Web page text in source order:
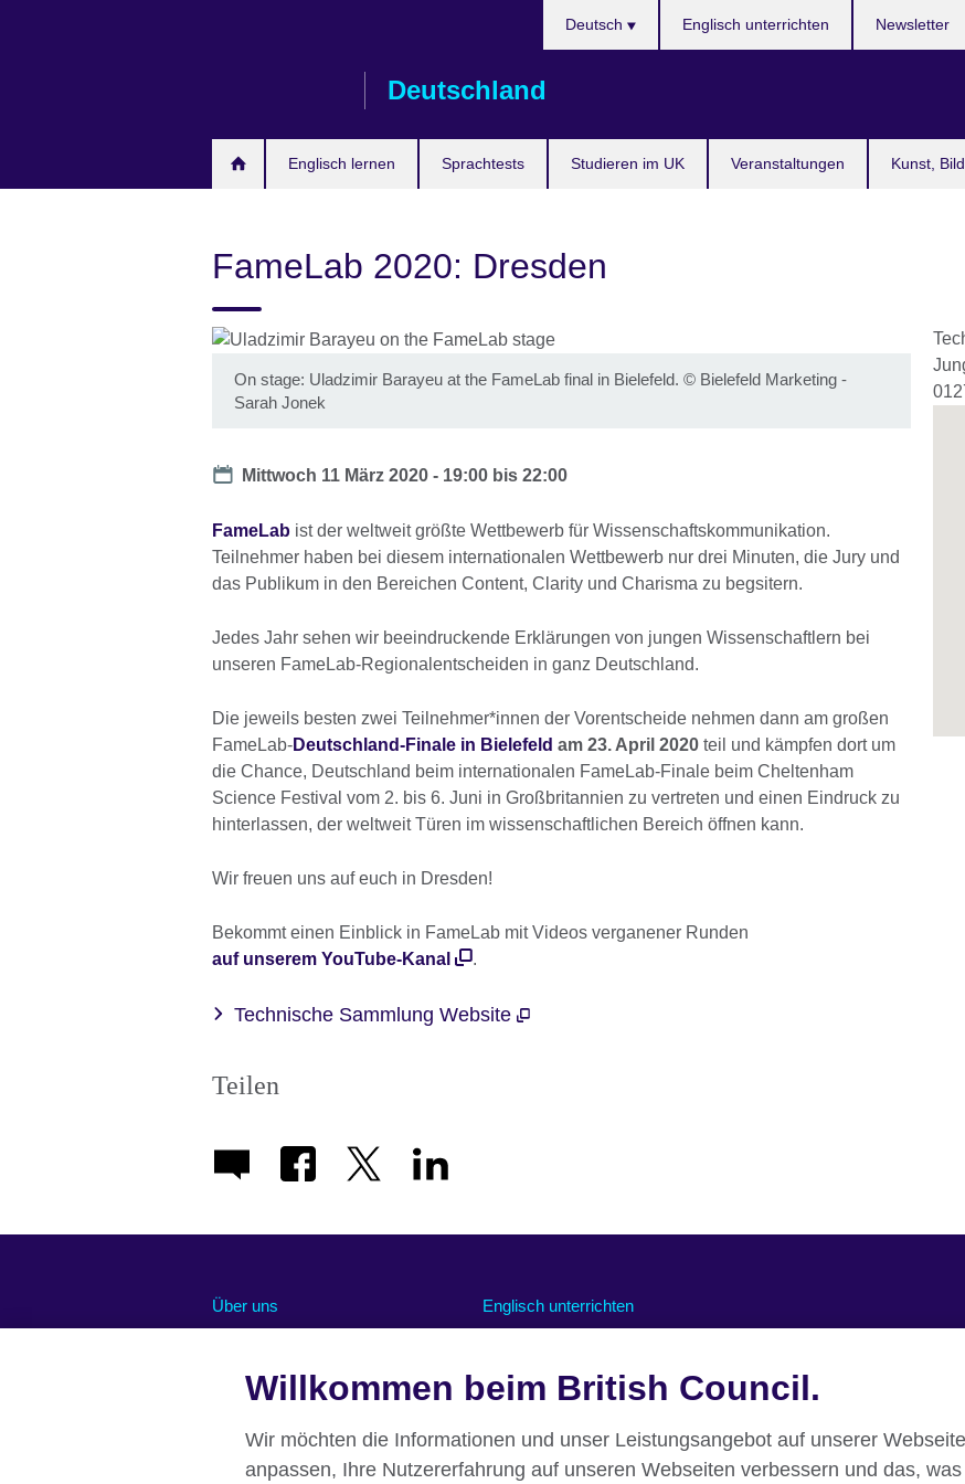
Deutschland
Englisch lernen Sprachtests Studieren im UK Veranstaltungen Kunst,
Deutsch Englisch unterrichten Newsletter
FameLab 2020: Dresden
On stage: Uladzimir Barayeu at the FameLab final in Bielefeld. © Bielefeld Marketing -
Sarah Jonek
Date
Mittwoch 11 März 2020 - 19:00 bis22:00
FameLab ist der weltweit größte Wettbewerb für Wissenschaftskommunikation.
Teilnehmer haben bei diesem internationalen Wettbewerb nur drei Minuten, die Jury und
das Publikum in den Bereichen Content, Clarity und Charisma zu begsitern.
Jedes Jahr sehen wir beeindruckende Erklärungen von jungen Wissenschaftlern bei
unseren FameLab-Regionalentscheiden in ganz Deutschland.
Die jeweils besten zwei Teilnehmer*innen der Vorentscheide nehmen dann am großen
FameLab-Deutschland-Finale in Bielefeld am 23. April 2020 teil und kämpfen dort um
die Chance, Deutschland beim internationalen FameLab-Finale beim Cheltenham
Science Festival vom 2. bis 6. Juni in Großbritannien zu vertreten und einen Eindruck zu
hinterlassen, der weltweit Türen im wissenschaftlichen Bereich öffnen kann.
Wir freuen uns auf euch in Dresden!
Bekommt einen Einblick in FameLab mit Videos verganener Runden
auf unserem YouTube-Kanal
.
Technische Sammlung Website
Teilen
Über uns
Chancengleichheit und Inklusion
Stellenangebote
Pressemitteilungen
Englisch unterrichten
Unterstützung für den Online-
Unterricht
Willkommen beim British Council.
Wir möchten die Informationen und unser Leistungsangebot auf unserer
anpassen, Ihre Nutzererfahrung auf unseren Webseiten verbessern und das,